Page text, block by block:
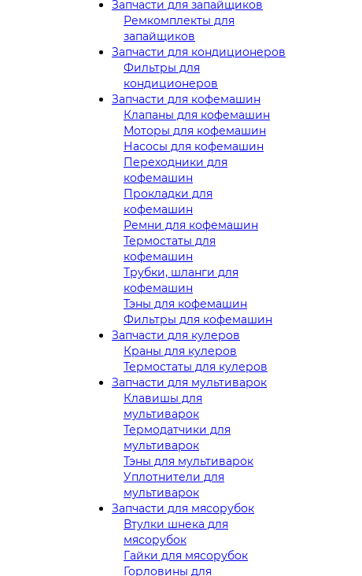
Запчасти для запайщиков
Ремкомплекты для
запайщиков
Запчасти для кондиционеров
Фильтры для
кондиционеров
Запчасти для кофемашин
Клапаны для кофемашин
Моторы для кофемашин
Насосы для кофемашин
Переходники для
кофемашин
Прокладки для
кофемашин
Ремни для кофемашин
Термостаты для
кофемашин
Трубки, шланги для
кофемашин
Тэны для кофемашин
Фильтры для кофемашин
Запчасти для кулеров
Краны для кулеров
Термостаты для кулеров
Запчасти для мультиварок
Клавишы для
мультиварок
Термодатчики для
мультиварок
Тэны для мультиварок
Уплотнители для
мультиварок
Запчасти для мясорубок
Втулки шнека для
мясорубок
Гайки для мясорубок
Горловины для